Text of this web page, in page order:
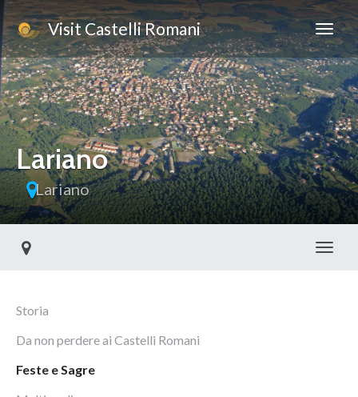
Visit Castelli Romani
Lariano
Lariano
Storia
Da non perdere ai Castelli Romani
Feste e Sagre